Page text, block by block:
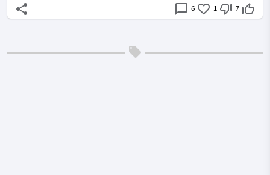
thumb_up_off_alt
7
thumb_down_off_alt
1
favorite_border
6
chat_bubble_outline
share